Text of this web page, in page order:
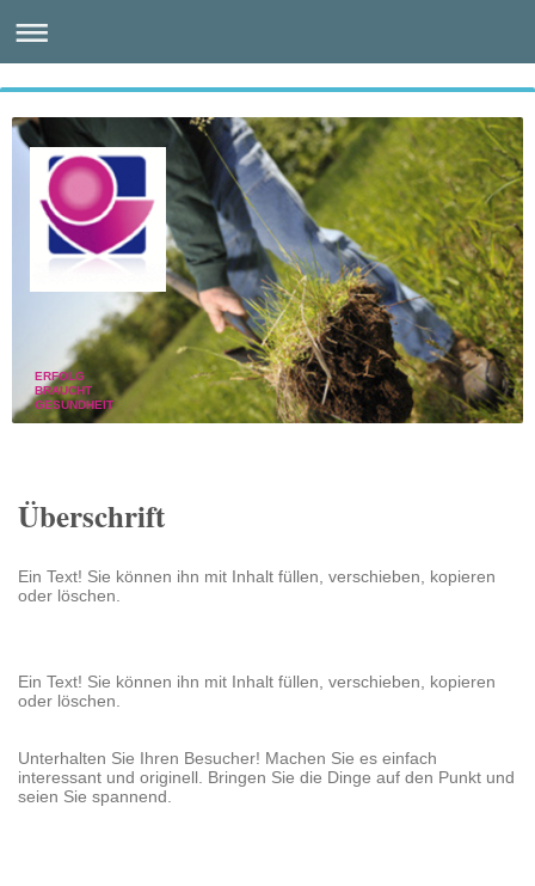
ERFOLG
BRAUCHT
GESUNDHEIT
Überschrift
Ein Text! Sie können ihn mit Inhalt füllen, verschieben, kopieren
oder löschen.
Ein Text! Sie können ihn mit Inhalt füllen, verschieben, kopieren
oder löschen.
Unterhalten Sie Ihren Besucher! Machen Sie es einfach
interessant und originell. Bringen Sie die Dinge auf den Punkt und
seien Sie spannend.